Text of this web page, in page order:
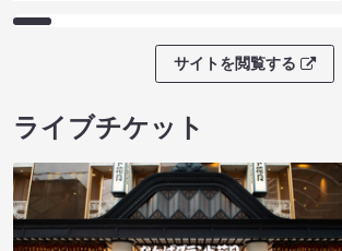
サイトを閲覧する
ライブチケット